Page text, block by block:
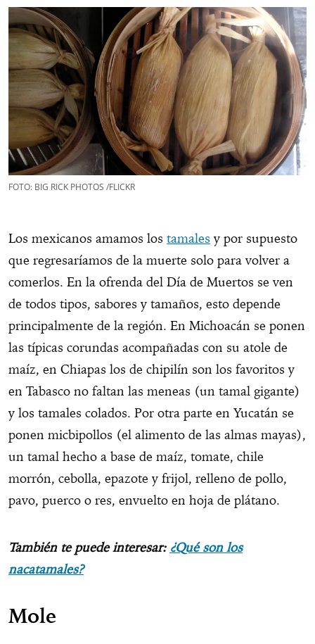
FOTO: BIG RICK PHOTOS /FLICKR
Los mexicanos amamos los tamales y por supuesto
que regresaríamos de la muerte solo para volver a
comerlos. En la ofrenda del Día de Muertos se ven
de todos tipos, sabores y tamaños, esto depende
principalmente de la región. En Michoacán se ponen
las típicas corundas acompañadas con su atole de
maíz, en Chiapas los de chipilín son los favoritos y
en Tabasco no faltan las meneas (un tamal gigante)
y los tamales colados. Por otra parte en Yucatán se
ponen micbipollos (el alimento de las almas mayas),
un tamal hecho a base de maíz, tomate, chile
morrón, cebolla, epazote y frijol, relleno de pollo,
pavo, puerco o res, envuelto en hoja de plátano.
También te puede interesar: ¿Qué son los
nacatamales?
Mole